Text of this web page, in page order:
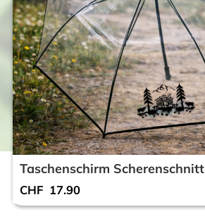
Taschenschirm Scherenschnitt
CHF 17.90